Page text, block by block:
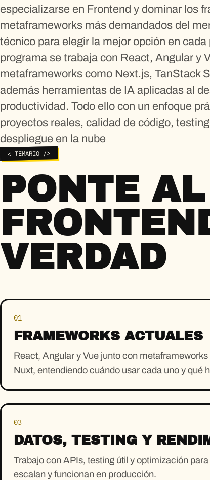
especializarse en Frontend y dominar los
metaframeworks más demandados del
técnico para elegir la mejor opción en
programa se trabaja con React, Angular y
metaframeworks como Next.js, TanStack
además herramientas de IA aplicadas al
productividad. Todo ello con un enfoque
proyectos reales, calidad de código,
despliegue en la nube
< TEMARIO />
PONTE
VERDAD
01
FRAMEWORKS ACTUALES
React, Angular y Vue junto con
Nuxt, entendiendo cuándo usar cada uno y qué
03
DATOS, TESTING Y
Trabajo con APIs, testing útil y optimización
escalan y funcionan en producción.